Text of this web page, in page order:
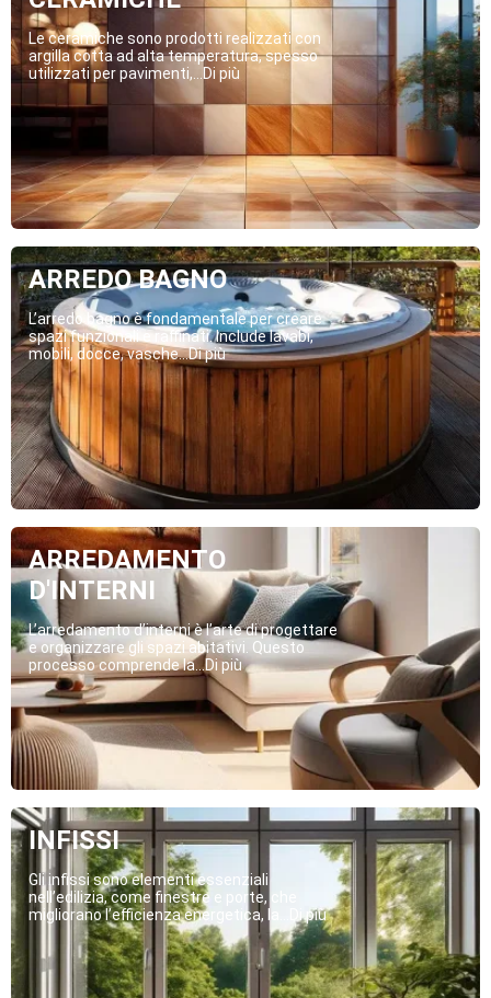
Le ceramiche sono prodotti realizzati con
argilla cotta ad alta temperatura, spesso
utilizzati per pavimenti,...Di più
ARREDO BAGNO
L’arredo bagno è fondamentale per creare
spazi funzionali e raffinati. Include lavabi,
mobili, docce, vasche...Di più
ARREDAMENTO
D'INTERNI
L’arredamento d’interni è l’arte di progettare
e organizzare gli spazi abitativi. Questo
processo comprende la...Di più
INFISSI
Gli infissi sono elementi essenziali
nell’edilizia, come finestre e porte, che
migliorano l’efficienza energetica, la...Di più